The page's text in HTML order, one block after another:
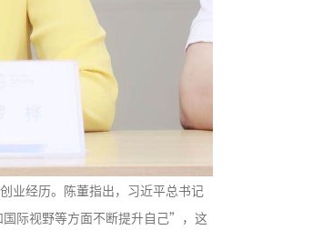
业经历。陈董指出，习近平总书记
际视野等方面不断提升自己”，这